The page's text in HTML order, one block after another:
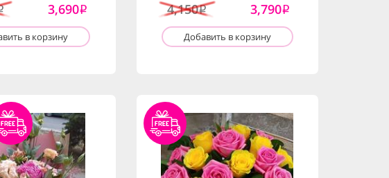
3,690i
в корзину
4,150i 3,790i
Добавить в корзину